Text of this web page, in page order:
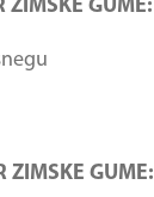
ZIMSKE GUME:
ZIMSKE GUME: